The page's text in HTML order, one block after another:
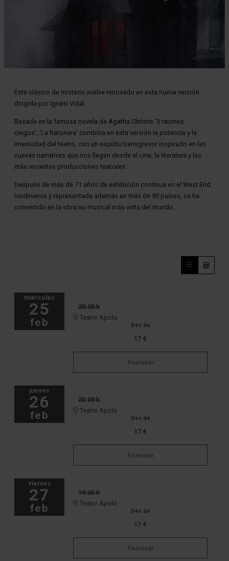
Este clásico de misterio vuelve renovado en esta nueva versión
dirigida por Ignasi Vidal.
Basada en la famosa novela de Agatha Christie ‘3 ratones
ciegos’, ‘La Ratonera’ combina en esta versión la potencia y la
intensidad del teatro, con un espíritu transgresor inspirado en las
nuevas narrativas que nos llegan desde el cine, la literatura y las
más recientes producciones teatrales.
Después de más de 71 años de exhibición continua en el West End
londinense y representada además en más de 90 países, se ha
convertido en la obra no musical más vista del mundo.
miércoles
25
feb
20:00 h
Teatre Apolo
Des de
17 €
Finalizado
jueves
26
feb
20:00 h
Teatre Apolo
Des de
17 €
Finalizado
viernes
27
feb
19:00 h
Teatre Apolo
Des de
17 €
Finalizado